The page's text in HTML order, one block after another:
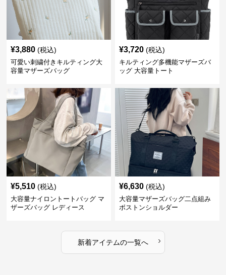
¥3,880 (税込)
可愛い刺繍付きキルティング大
容量マザーズバッグ
¥3,720 (税込)
キルティング多機能マザーズバ
ッグ 大容量トート
¥5,510 (税込)
大容量ナイロントートバッグ マ
ザーズバッグ レディース
¥6,630 (税込)
大容量マザーズバッグ二点組み
ボストンショルダー
新着アイテムの一覧へ ›